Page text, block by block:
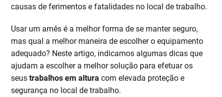
causas de ferimentos e fatalidades no local de trabalho.
Usar um arnês é a melhor forma de se manter seguro,
mas qual a melhor maneira de escolher o equipamento
adequado? Neste artigo, indicamos algumas dicas que
ajudam a escolher a melhor solução para efetuar os
seustrabalhos em altura com elevada proteção e
segurança no local de trabalho.